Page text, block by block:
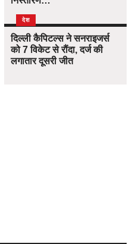
देश
दिल्ली कैपिटल्स ने सनराइजर्स
को 7 विकेट से रौंदा, दर्ज की
लगातार दूसरी जीत